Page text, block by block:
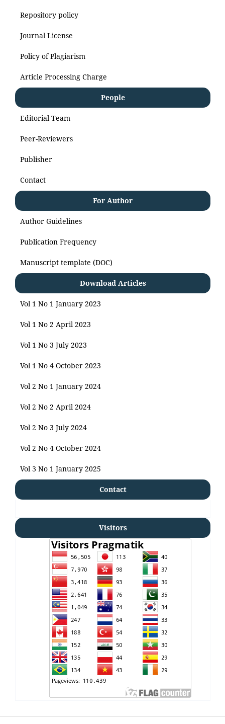
Repository policy
Journal License
Policy of Plagiarism
Article Processing Charge
People
Editorial Team
Peer-Reviewers
Publisher
Contact
For Author
Author Guidelines
Publication Frequency
Manuscript template (DOC)
Download Articles
Vol 1 No 1 January 2023
Vol 1 No 2 April 2023
Vol 1 No 3 July 2023
Vol 1 No 4 October 2023
Vol 2 No 1 January 2024
Vol 2 No 2 April 2024
Vol 2 No 3 July 2024
Vol 2 No 4 October 2024
Vol 3 No 1 January 2025
Contact
Visitors